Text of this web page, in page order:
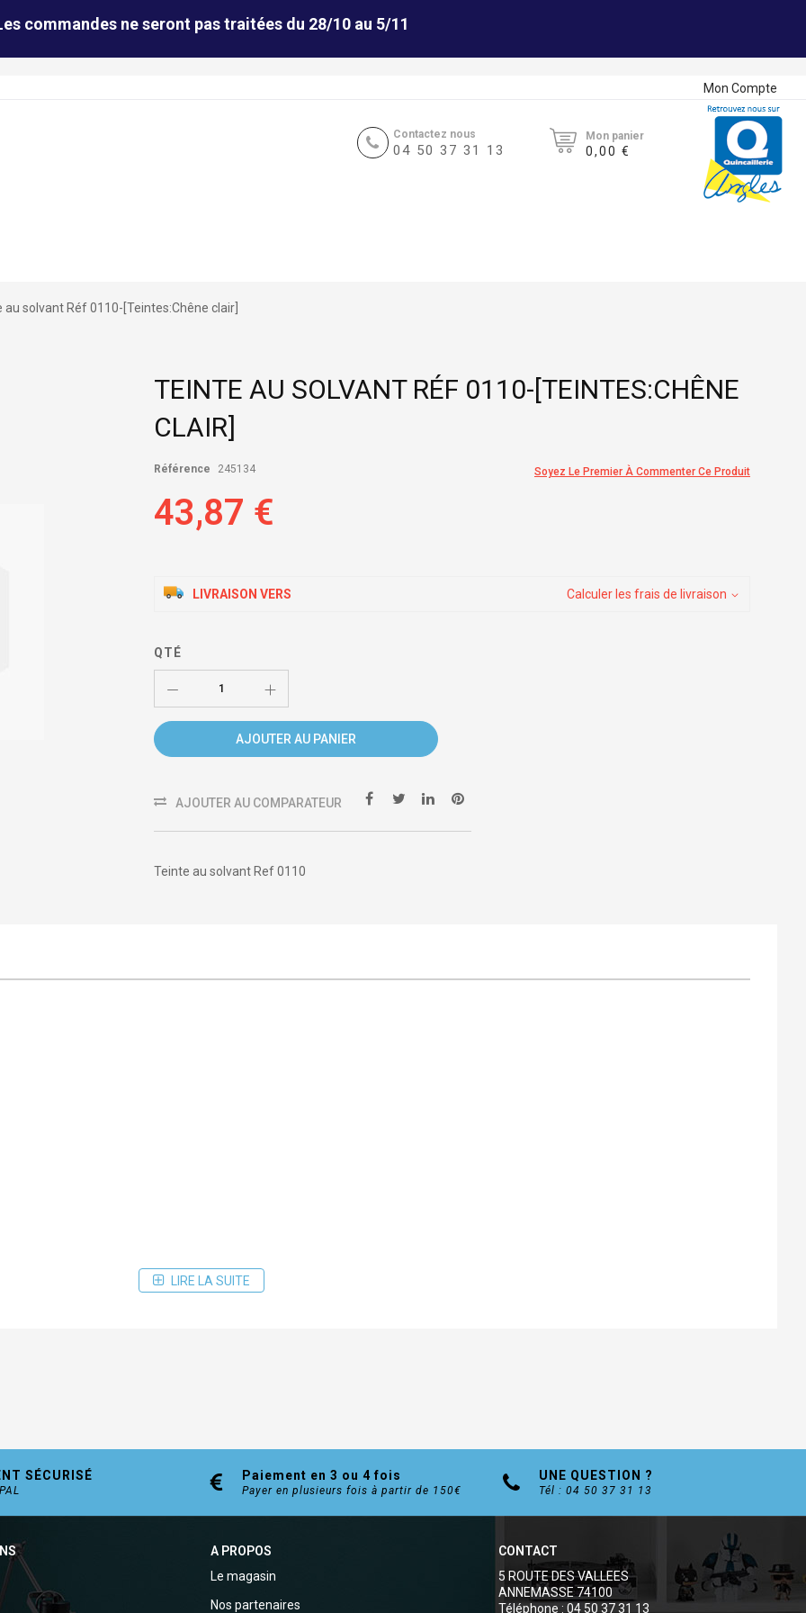
commandes ne seront pas traitées du 28/10 au 5/11
Mon Compte
Contactez nous
04 50 37 31 13
Mon panier
0,00 €
au solvant Réf 0110-[Teintes:Chêne clair]
TEINTE AU SOLVANT RÉF 0110-[TEINTES:CHÊNE
CLAIR]
Soyez Le Premier À Commenter Ce Produit
Référence 245134
43,87 €
LIVRAISON VERS Calculer les frais de livraison
QTÉ
AJOUTER AU PANIER
AJOUTER AU COMPARATEUR
Teinte au solvant Ref 0110
LIRE LA SUITE
SÉCURISÉ Paiement en 3 ou 4 fois
Payer en plusieurs fois à partir de 150€
UNE QUESTION ?
Tél : 04 50 37 31 13
A PROPOS
Le magasin
Nos partenaires
CONTACT
5 ROUTE DES VALLEES
ANNEMASSE 74100
Téléphone : 04 50 37 31 13